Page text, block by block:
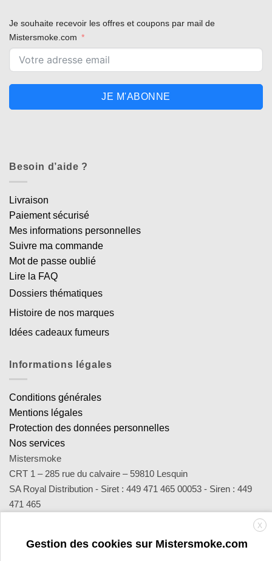
Je souhaite recevoir les offres et coupons par mail de
Mistersmoke.com
JE M'ABONNE
Besoin d’aide ?
Livraison
Paiement sécurisé
Mes informations personnelles
Suivre ma commande
Mot de passe oublié
Lire la FAQ
Dossiers thématiques
Histoire de nos marques
Idées cadeaux fumeurs
Informations légales
Conditions générales
Mentions légales
Protection des données personnelles
Nos services
Mistersmoke
CRT 1 – 285 rue du calvaire – 59810 Lesquin
SA Royal Distribution - Siret : 449 471 465 00053 - Siren : 449
471 465
sav@mistersmoke.com ou par téléphone au 03 20 90 56 55 du
lundi au vendredi de 9h à 17h.
X
Gestion des cookies sur Mistersmoke.com